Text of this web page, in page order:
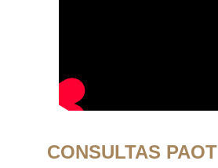
CONSULTAS PAOT